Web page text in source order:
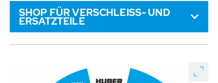
SHOP FÜR VERSCHLEISS- UND E
RSATZTEILE